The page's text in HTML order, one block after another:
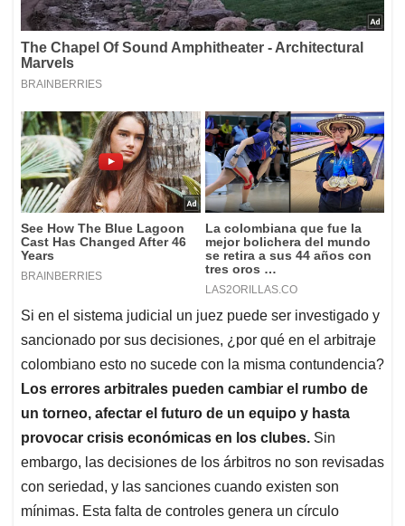
Si en el sistema judicial un juez puede ser investigado y
sancionado por sus decisiones, ¿por qué en el arbitraje
colombiano esto no sucede con la misma contundencia?
Los errores arbitrales pueden cambiar el rumbo de
un torneo, afectar el futuro de un equipo y hasta
provocar crisis económicas en los clubes. Sin
embargo, las decisiones de los árbitros no son revisadas
con seriedad, y las sanciones cuando existen son
mínimas. Esta falta de controles genera un círculo